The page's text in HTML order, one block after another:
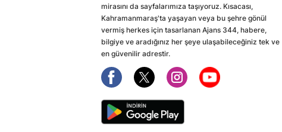
mirasını da sayfalarımıza taşıyoruz. Kısacası,
Kahramanmaraş'ta yaşayan veya bu şehre gönül
vermiş herkes için tasarlanan Ajans 344, habere,
bilgiye ve aradığınız her şeye ulaşabileceğiniz tek ve
en güvenilir adrestir.